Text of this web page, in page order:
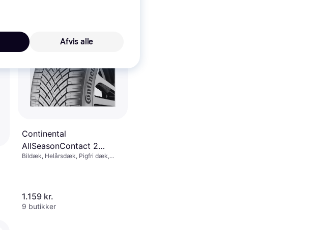
Continental
AllSeasonContact 2
235/55 R19 105W XL
Bildæk, Helårsdæk, Pigfri dæk,
1.159 kr.
9 butikker
Afvis alle